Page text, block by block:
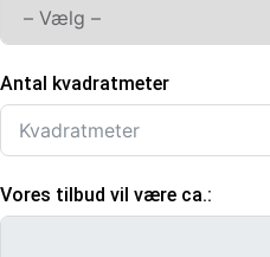
Antal kvadratmeter
Vores tilbud vil være ca.: